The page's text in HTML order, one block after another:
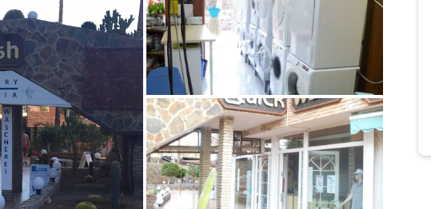
Bild melden
von Heike